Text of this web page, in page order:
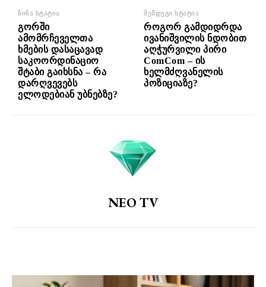
წინა სტატია
გორში
ამომრჩეველთა
ხმების დასაცავად
საკოორდინაციო
შტაბი გაიხსნა – რა
დარღვევებს
ელოდებიან უბნებზე?
შემდეგი სტატია
როგორ გამდიდრდა
ივანიშვილის ნდობით
აღჭურვილი პირი
ComCom – ის
ხელმძღვანელის
პოზიციაზე?
NEO TV